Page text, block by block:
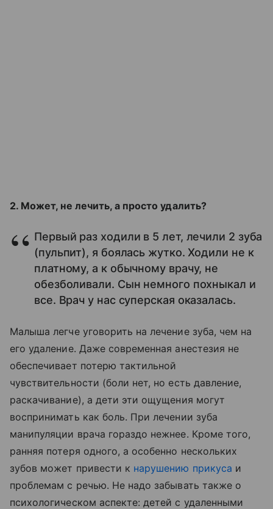
2. Может, не лечить, а просто удалить?
Первый раз ходили в 5 лет, лечили 2 зуба
(пульпит), я боялась жутко. Ходили не к
платному, а к обычному врачу, не
обезболивали. Сын немного похныкал и
все. Врач у нас суперская оказалась.
Малыша легче уговорить на лечение зуба, чем на
его удаление. Даже современная анестезия не
обеспечивает потерю тактильной
чувствительности (боли нет, но есть давление,
раскачивание), а дети эти ощущения могут
воспринимать как боль. При лечении зуба
манипуляции врача гораздо нежнее. Кроме того,
ранняя потеря одного, а особенно нескольких
зубов может привести к нарушению прикуса и
проблемам с речью. Не надо забывать также о
психологическом аспекте: детей с удаленными